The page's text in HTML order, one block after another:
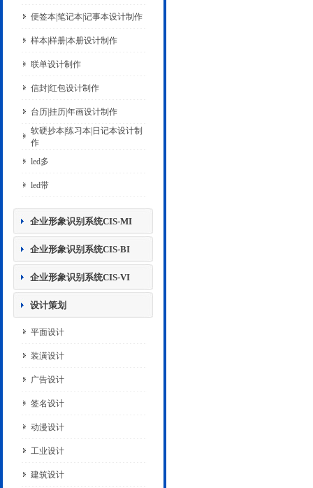
便签本|笔记本|记事本设计制作
样本|样册|本册设计制作
联单设计制作
信封|红包设计制作
台历|挂历|年画设计制作
软硬抄本|练习本|日记本设计制
作
led多
led带
企业形象识别系统CIS-MI
企业形象识别系统CIS-BI
企业形象识别系统CIS-VI
设计策划
平面设计
装潢设计
广告设计
签名设计
动漫设计
工业设计
建筑设计